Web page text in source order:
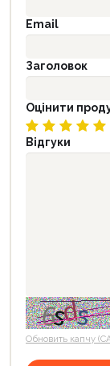
Email
Заголовок
Оцінити
Відгуки
Обновить капчу